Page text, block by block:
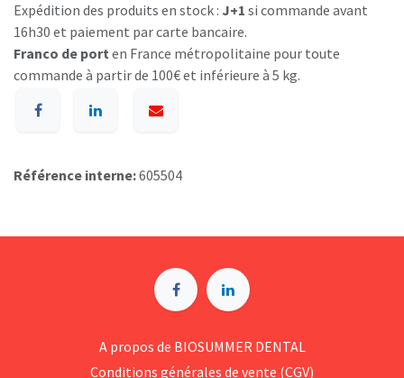
Expédition des produits en stock : J+1 si commande avant
16h30 et paiement par carte bancaire.
Franco de port en France métropolitaine pour toute
commande à partir de 100€ et inférieure à 5 kg.
Référence interne:605504
A p​ropos de BIOSUMMER DENTAL
Conditions générales d​e vente (CGV)